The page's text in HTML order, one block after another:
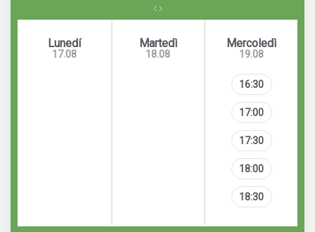
Lunedí
17.08
Martedì
18.08
Mercoledì
19.08
16:30
17:00
17:30
18:00
18:30